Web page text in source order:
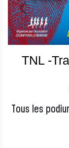
Précédent
TNL -
Tous les